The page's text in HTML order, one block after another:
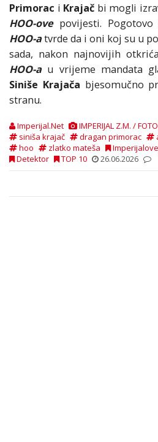
Primorac i Krajač bi mogli
HOO-ove povijesti.
HOO-atvrde da i oni koj su u
sada, nakon najnovijih
HOO-au vrijeme mandata
Siniše Krajača bjesomučno
stranu.
Imperijal.Net
IMPERIJAL Z.M. /
siniša krajač
dragan primorac
hoo
zlatko mateša
Detektor
TOP 10 26.06.2026